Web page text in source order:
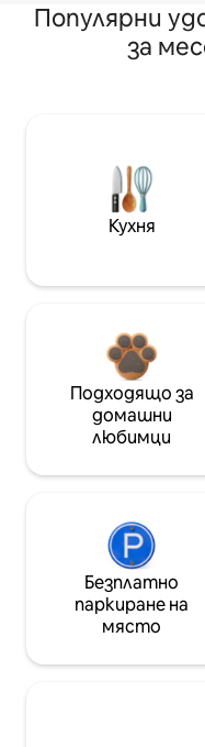
Популярни
за
Кухня
Подходящо за
домашни
любимци
Безплатно
паркиране на
място